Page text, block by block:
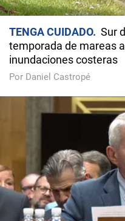
TENGA CUIDADO
Sur
temporada de mareas
inundaciones costeras
Por Daniel Castropé